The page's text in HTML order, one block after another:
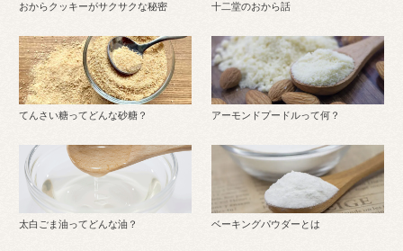
おからクッキーがサクサクな秘密 十二堂のおから話
てんさい糖ってどんな砂糖？ アーモンドプードルって何？
太白ごま油ってどんな油？ ベーキングパウダーとは